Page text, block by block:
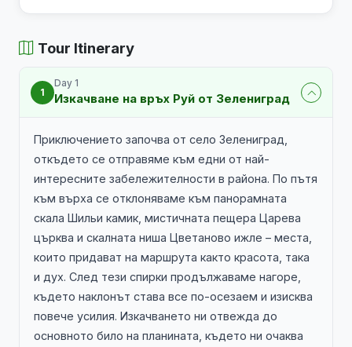
Tour Itinerary
1
Day 1
Изкачване на връх Руй от Зелениград
Приключението започва от село Зелениград,
откъдето се отправяме към едни от най-
интересните забележителности в района. По пътя
към върха се отклоняваме към панорамната
скала Шильи камик, мистичната пещера Царева
църква и скалната ниша Цветаново ижле – места,
които придават на маршрута както красота, така
и дух. След тези спирки продължаваме нагоре,
където наклонът става все по-осезаем и изисква
повече усилия. Изкачването ни отвежда до
основното било на планината, където ни очаква